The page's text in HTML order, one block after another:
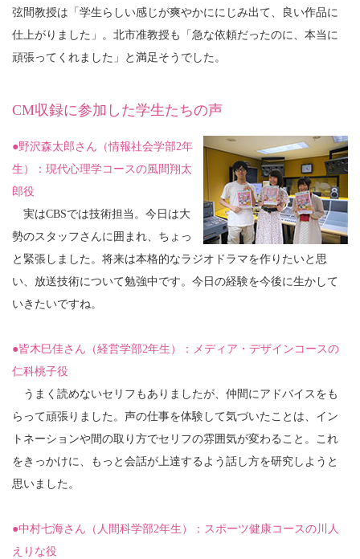
弦間教授は「学生らしい感じが爽やかににじみ出て、良い作品に
仕上がりました」。北市准教授も「急な依頼だったのに、本当に
頑張ってくれました」と満足そうでした。
CM収録に参加した学生たちの声
●野沢森太郎さん（情報社会学部2年
生）：現代心理学コースの風間翔太
郎役
実はCBSでは技術担当。今日は大
勢のスタッフさんに囲まれ、ちょっ
と緊張しました。将来は本格的なラジオドラマを作りたいと思
い、放送技術について勉強中です。今日の経験を今後に生かして
いきたいですね。
●皆木巳佳さん（経営学部2年生）：メディア・デザインコースの
仁科桃子役
うまく読めないセリフもありましたが、仲間にアドバイスをも
らって頑張りました。声の仕事を体験して気づいたことは、イン
トネーションや間の取り方でセリフの雰囲気が変わること。これ
をきっかけに、もっと会話が上達するよう話し方を研究しようと
思いました。
●中村七海さん（人間科学部2年生）：スポーツ健康コースの川人
えりな役